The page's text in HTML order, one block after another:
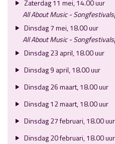
Zaterdag 11 mei, 14.00 uur
All About Music -
Dinsdag 7 mei, 18.00 uur
All About Music -
Dinsdag 23 april, 18.00 uur
Dinsdag 9 april, 18.00 uur
Dinsdag 26 maart, 18.00 uur
Dinsdag 12 maart, 18.00 uur
Dinsdag 27 februari, 18.00 uur
Dinsdag 20 februari, 18.00 uur